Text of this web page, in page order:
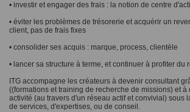
• investir et engager des frais : la notion de centre
• éviter les problèmes de trésorerie et acquérir un
client, pas de frais fixes
• consolider ses acquis : marque, process, clientèle
• lancer sa structure à terme, et continuer à profiter du
ITG accompagne les créateurs à devenir consultant
((formations et training de recherche de missions) et
activité (au travers d'un réseau actif et convivial) sous
de services, d'expertises, ou de conseil.